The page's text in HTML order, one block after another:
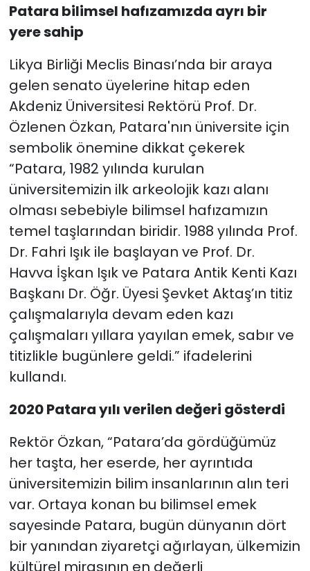
Patara bilimsel hafızamızda ayrı bir
yere sahip
Likya Birliği Meclis Binası’nda bir araya
gelen senato üyelerine hitap eden
Akdeniz Üniversitesi Rektörü Prof. Dr.
Özlenen Özkan, Patara'nın üniversite için
sembolik önemine dikkat çekerek
“Patara, 1982 yılında kurulan
üniversitemizin ilk arkeolojik kazı alanı
olması sebebiyle bilimsel hafızamızın
temel taşlarından biridir. 1988 yılında Prof.
Dr. Fahri Işık ile başlayan ve Prof. Dr.
Havva İşkan Işık ve Patara Antik Kenti Kazı
Başkanı Dr. Öğr. Üyesi Şevket Aktaş’ın titiz
çalışmalarıyla devam eden kazı
çalışmaları yıllara yayılan emek, sabır ve
titizlikle bugünlere geldi.” ifadelerini
kullandı.
2020 Patara yılı verilen değeri gösterdi
Rektör Özkan, “Patara’da gördüğümüz
her taşta, her eserde, her ayrıntıda
üniversitemizin bilim insanlarının alın teri
var. Ortaya konan bu bilimsel emek
sayesinde Patara, bugün dünyanın dört
bir yanından ziyaretçi ağırlayan, ülkemizin
kültürel mirasının en değerli